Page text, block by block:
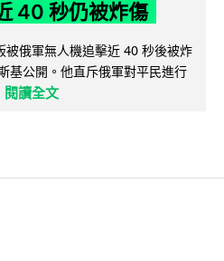
40 秒仍被炸傷
被俄軍無人機追擊近 40 秒後被炸
基公開。他直斥俄軍對平民進行
閱讀全文